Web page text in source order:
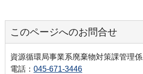
このページへのお問合せ
資源循環局事業系廃棄物対策課管理係
電話： 045-671-3446